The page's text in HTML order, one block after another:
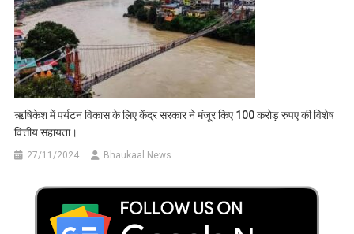
ऋषिकेश में पर्यटन विकास के लिए केंद्र सरकार ने मंजूर किए 100 करोड़ रुपए की विशेष
वित्तीय सहायता।
27/11/2024 Bhaukaal News